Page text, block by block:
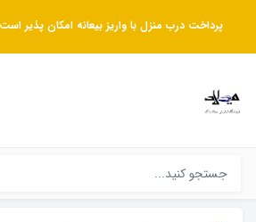
پرداخت درب منزل با واریز بیعانه امکان پذیر است